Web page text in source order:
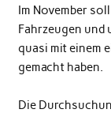
Im November
Fahrzeugen und
quasi mit einem
gemacht haben.
Die